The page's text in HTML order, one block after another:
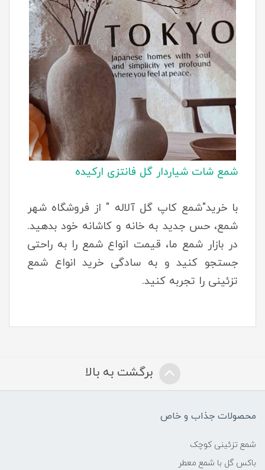
شمع شات شیاردار گل فانتزی ارکیده
با خرید"شمع کاپ گل آلاله " از فروشگاه شهر
شمع، حس جدید به خانه و کاشانه خود بدهید.
در بازار شمع ما، قیمت انواع شمع را به راحتی
جستجو کنید و به سادگی خرید انواع شمع
تزئینی را تجربه کنید.
برگشت به بالا
محصولات جذاب و خاص
شمع تزئینی کوچک
باکس گل با شمع معطر